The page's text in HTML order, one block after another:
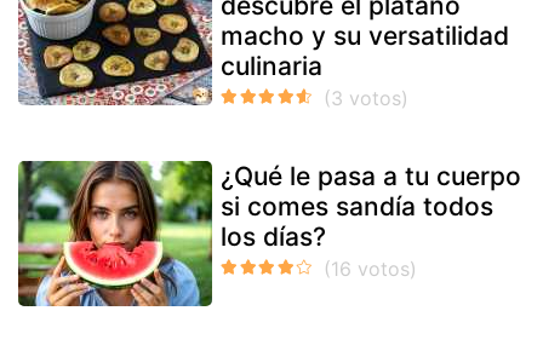
macho y su versatilidad
culinaria
¿Qué le pasa a tu cuerpo
si comes sandía todos
los días?